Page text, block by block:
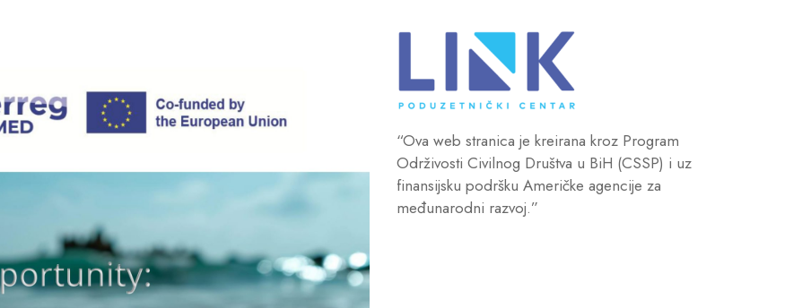
“Ova web stranica je kreirana kroz Program
Održivosti Civilnog Društva u BiH (CSSP) i uz
finansijsku podršku Američke agencije za
međunarodni razvoj.”